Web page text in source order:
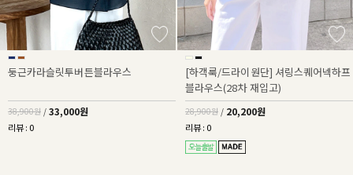
둥근카라슬릿투버튼블라우스
38,900원 / 33,000원
리뷰 : 0
[하객룩/드라이원단] 셔링스퀘어넥하프
블라우스(28차 재입고)
28,900원 / 20,200원
리뷰 : 0